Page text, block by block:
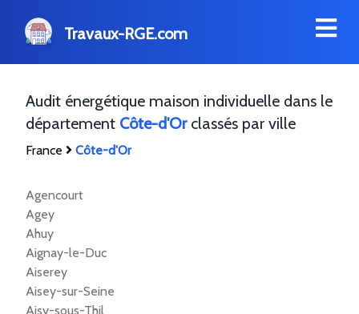
Travaux-RGE.com
Audit énergétique maison individuelle dans le
département Côte-d'Orclassés par ville
France Côte-d'Or
Agencourt
Agey
Ahuy
Aignay-le-Duc
Aiserey
Aisey-sur-Seine
Aisy-sous-Thil